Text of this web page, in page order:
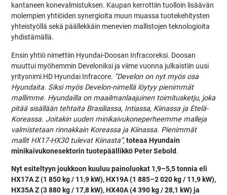
kantaneen konevalmistuksen. Kaupan kerrottiin tuolloin lisäävän
molempien yhtiöiden synergioita muun muassa tuotekehitysten
yhteistyöllä sekä päällekkäin menevien mallistojen teknologioita
yhdistämällä.
Ensin yhtiö nimettiin Hyundai-Doosan Infracoreksi. Doosan
muuttui myöhemmin Develoniksi ja viime vuonna julkaistiin uusi
yritysnimi HD Hyundai Infracore. ”Develon on nyt myös osa
Hyundaita. Siksi myös Develon-nimellä löytyy pienimmät
mallimme. Hyundailla on maailmanlaajuinen toimitusketju, joka
pitää sisällään tehtaita Brasiliassa, Intiassa, Kiinassa ja Etelä-
Koreassa. Joitakin uuden minikaivukoneperheemme malleja
valmistetaan rinnakkain Koreassa ja Kiinassa. Pienimmät
mallit HX17-HX30 tulevat Kiinasta”,toteaa Hyundain
minikaivukonesektorin tuotepäällikkö Peter Sebold.
Nyt esiteltyyn joukkoon kuuluu painoluokat 1,9–5,5 tonnia eli
HX17A Z (1 850 kg / 11,9 kW), HX19A (1 885–2 020 kg / 11,9 kW),
HX35A Z (3 880 kg / 17,8 kW), HX40A (4 390 kg / 28,1 kW) ja